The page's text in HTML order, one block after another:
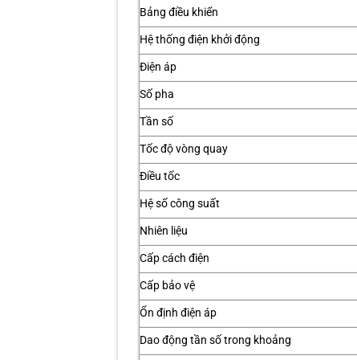
Bảng điều khiển
Hệ thống điện khởi động
Điện áp
Số pha
Tần số
Tốc độ vòng quay
Điều tốc
Hệ số công suất
Nhiên liệu
Cấp cách điện
Cấp bảo vệ
Ổn định điện áp
Dao động tần số trong khoảng